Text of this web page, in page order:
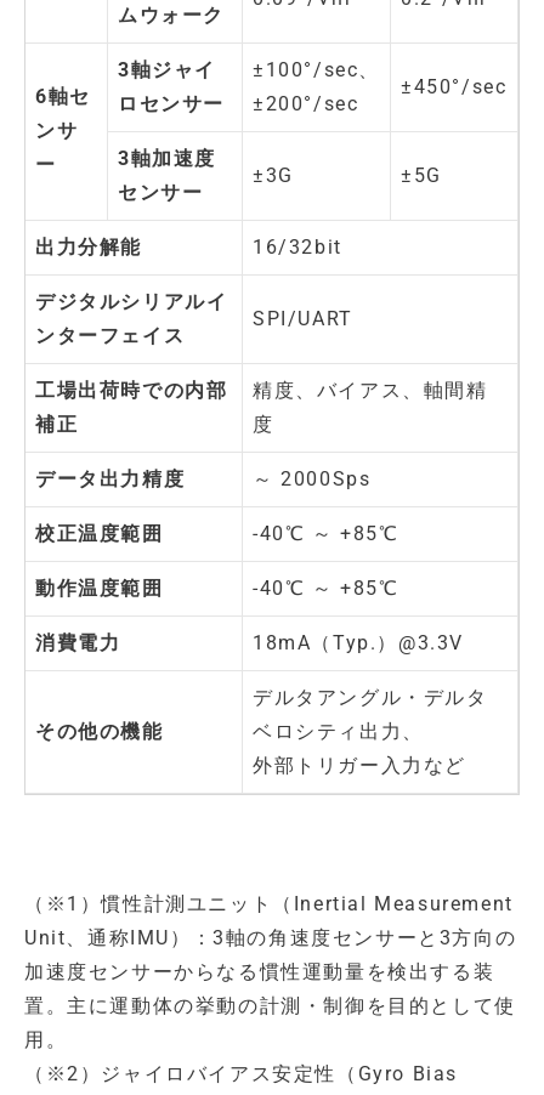
ムウォーク
6軸セ
ンサ
ー
3軸ジャイ
ロセンサー
±100°/sec、
±200°/sec
±450°/sec
3軸加速度
センサー
±3G ±5G
出力分解能 16/32bit
デジタルシリアルイ
ンターフェイス
SPI/UART
工場出荷時での内部
補正
精度、バイアス、軸間精
度
データ出力精度 ～ 2000Sps
校正温度範囲 -40℃ ～ +85℃
動作温度範囲 -40℃ ～ +85℃
消費電力 18mA（Typ.）@3.3V
その他の機能
デルタアングル・デルタ
ベロシティ出力、
外部トリガー入力など
（※1）慣性計測ユニット（Inertial Measurement
Unit、通称IMU）：3軸の角速度センサーと3方向の
加速度センサーからなる慣性運動量を検出する装
置。主に運動体の挙動の計測・制御を目的として使
用。
（※2）ジャイロバイアス安定性（Gyro Bias